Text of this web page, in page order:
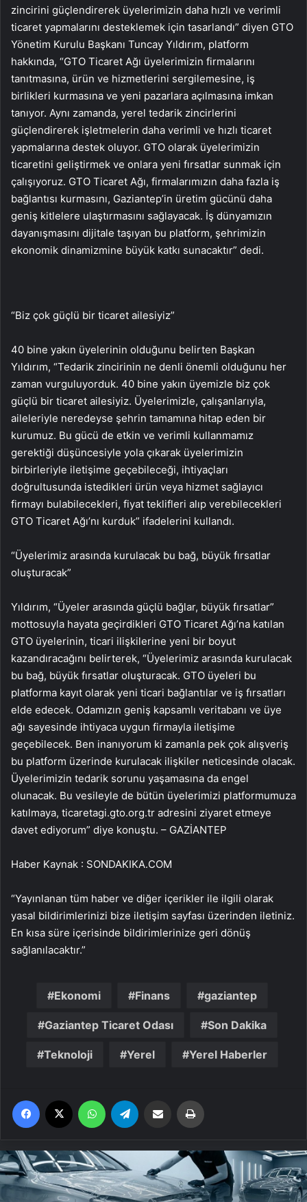
zincirini güçlendirerek üyelerimizin daha hızlı ve verimli
ticaret yapmalarını desteklemek için tasarlandı” diyen GTO
Yönetim Kurulu Başkanı Tuncay Yıldırım, platform
hakkında, “GTO Ticaret Ağı üyelerimizin firmalarını
tanıtmasına, ürün ve hizmetlerini sergilemesine, iş
birlikleri kurmasına ve yeni pazarlara açılmasına imkan
tanıyor. Aynı zamanda, yerel tedarik zincirlerini
güçlendirerek işletmelerin daha verimli ve hızlı ticaret
yapmalarına destek oluyor. GTO olarak üyelerimizin
ticaretini geliştirmek ve onlara yeni fırsatlar sunmak için
çalışıyoruz. GTO Ticaret Ağı, firmalarımızın daha fazla iş
bağlantısı kurmasını, Gaziantep’in üretim gücünü daha
geniş kitlelere ulaştırmasını sağlayacak. İş dünyamızın
dayanışmasını dijitale taşıyan bu platform, şehrimizin
ekonomik dinamizmine büyük katkı sunacaktır” dedi.
“Biz çok güçlü bir ticaret ailesiyiz”
40 bine yakın üyelerinin olduğunu belirten Başkan
Yıldırım, “Tedarik zincirinin ne denli önemli olduğunu her
zaman vurguluyorduk. 40 bine yakın üyemizle biz çok
güçlü bir ticaret ailesiyiz. Üyelerimizle, çalışanlarıyla,
aileleriyle neredeyse şehrin tamamına hitap eden bir
kurumuz. Bu gücü de etkin ve verimli kullanmamız
gerektiği düşüncesiyle yola çıkarak üyelerimizin
birbirleriyle iletişime geçebileceği, ihtiyaçları
doğrultusunda istedikleri ürün veya hizmet sağlayıcı
firmayı bulabilecekleri, fiyat teklifleri alıp verebilecekleri
GTO Ticaret Ağı’nı kurduk” ifadelerini kullandı.
“Üyelerimiz arasında kurulacak bu bağ, büyük fırsatlar
oluşturacak”
Yıldırım, “Üyeler arasında güçlü bağlar, büyük fırsatlar”
mottosuyla hayata geçirdikleri GTO Ticaret Ağı’na katılan
GTO üyelerinin, ticari ilişkilerine yeni bir boyut
kazandıracağını belirterek, “Üyelerimiz arasında kurulacak
bu bağ, büyük fırsatlar oluşturacak. GTO üyeleri bu
platforma kayıt olarak yeni ticari bağlantılar ve iş fırsatları
elde edecek. Odamızın geniş kapsamlı veritabanı ve üye
ağı sayesinde ihtiyaca uygun firmayla iletişime
geçebilecek. Ben inanıyorum ki zamanla pek çok alışveriş
bu platform üzerinde kurulacak ilişkiler neticesinde olacak.
Üyelerimizin tedarik sorunu yaşamasına da engel
olunacak. Bu vesileyle de bütün üyelerimizi platformumuza
katılmaya, ticaretagi.gto.org.tr adresini ziyaret etmeye
davet ediyorum” diye konuştu. – GAZİANTEP
Haber Kaynak : SONDAKIKA.COM
“Yayınlanan tüm haber ve diğer içerikler ile ilgili olarak
yasal bildirimlerinizi bize iletişim sayfası üzerinden iletiniz.
En kısa süre içerisinde bildirimlerinize geri dönüş
sağlanılacaktır.”
Ekonomi Finans gaziantep
Gaziantep Ticaret Odası Son Dakika
Teknoloji Yerel Yerel Haberler
Facebook WhatsApp Email'den paylaş